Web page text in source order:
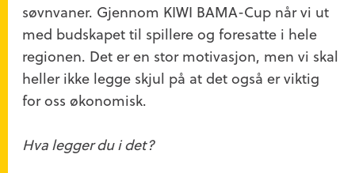
søvnvaner. Gjennom KIWI BAMA-Cup når vi ut
med budskapet til spillere og foresatte i hele
regionen. Det er en stor motivasjon, men vi skal
heller ikke legge skjul på at det også er viktig
for oss økonomisk.
Hva legger du i det?